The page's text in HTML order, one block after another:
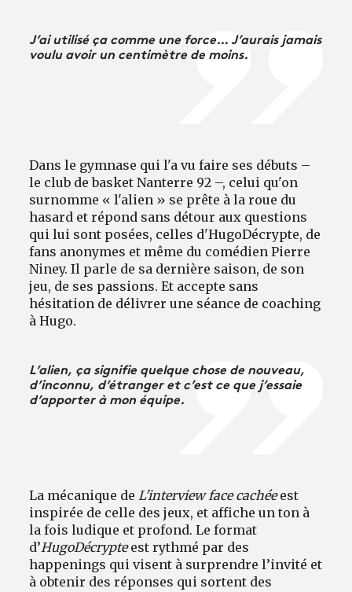
J’ai utilisé ça comme une force… J’aurais jamais
voulu avoir un centimètre de moins.
Dans le gymnase qui l'a vu faire ses débuts –
le club de basket Nanterre 92 –, celui qu'on
surnomme « l'alien » se prête à la roue du
hasard et répond sans détour aux questions
qui lui sont posées, celles d'HugoDécrypte, de
fans anonymes et même du comédien Pierre
Niney. Il parle de sa dernière saison, de son
jeu, de ses passions. Et accepte sans
hésitation de délivrer une séance de coaching
à Hugo.
L’alien, ça signifie quelque chose de nouveau,
d’inconnu, d’étranger et c’est ce que j’essaie
d’apporter à mon équipe.
La mécanique deL'interview face cachéeest
inspirée de celle des jeux, et affiche un ton à
la fois ludique et profond. Le format
d’HugoDécrypteest rythmé par des
happenings qui visent à surprendre l’invité et
à obtenir des réponses qui sortent des